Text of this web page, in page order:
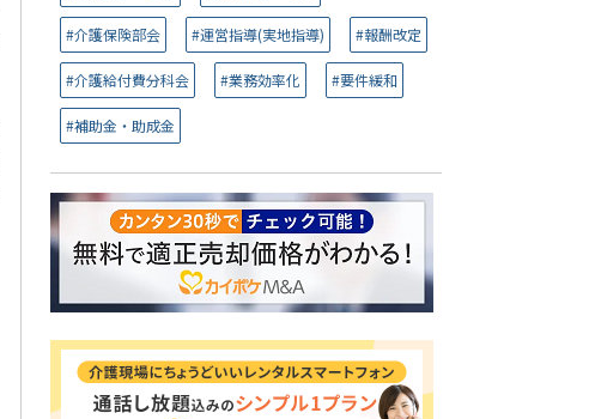
#介護保険部会 #運営指導(実地指導) #報酬改定
#介護給付費分科会 #業務効率化 #要件緩和
#補助金・助成金